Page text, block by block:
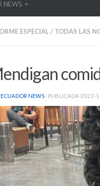
NEWS
ESPECIAL / TODAS LAS
ECUADOR NEWS · PUBLICADA 2022-